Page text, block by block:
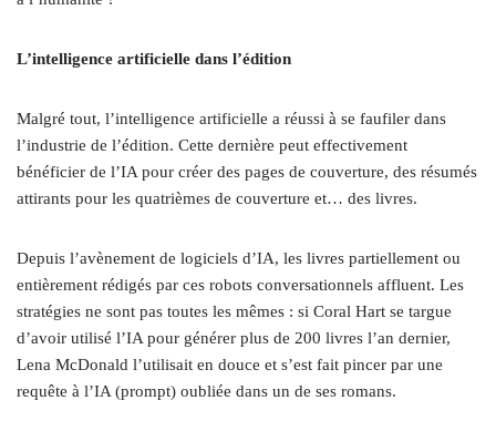
L’intelligence artificielle dans l’édition
Malgré tout, l’intelligence artificielle a réussi à se faufiler dans
l’industrie de l’édition. Cette dernière peut effectivement
bénéficier de l’IA pour créer des pages de couverture, des résumés
attirants pour les quatrièmes de couverture et… des livres.
Depuis l’avènement de logiciels d’IA, les livres partiellement ou
entièrement rédigés par ces robots conversationnels affluent. Les
stratégies ne sont pas toutes les mêmes : si Coral Hart se targue
d’avoir utilisé l’IA pour générer plus de 200 livres l’an dernier,
Lena McDonald l’utilisait en douce et s’est fait pincer par une
requête à l’IA (prompt) oubliée dans un de ses romans.